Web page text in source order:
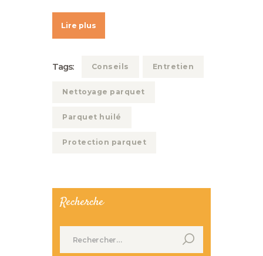
Lire plus
Tags: Conseils Entretien
Nettoyage parquet
Parquet huilé
Protection parquet
Recherche